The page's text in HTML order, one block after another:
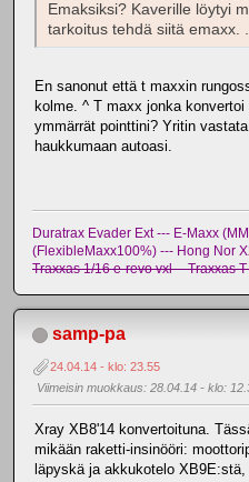
Emaksiksi? Kaverille löytyi
tarkoitus tehdä siitä emaxx.
En sanonut että t maxxin
kolme. ^ T maxx jonka
ymmärrät pointtini? Yritin
haukkumaan autoasi.
Duratrax Evader Ext --- E-Maxx
(FlexibleMaxx100%) --- Hong Nor
Traxxas 1/16 e-revo vxl -- Traxxas
samp-pa
24.04.14 - klo: 23.55
Viimeisin muokkaus: 28.04.14 - klo:
Xray XB8'14 konvertoituna.
mikään raketti-insinööri:
läpyskä ja akkukotelo